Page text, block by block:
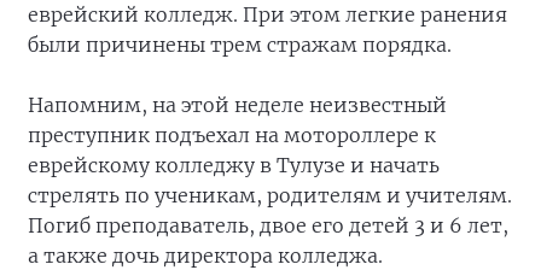
еврейский колледж. При этом легкие ранения
были причинены трем стражам порядка.
Напомним, на этой неделе неизвестный
преступник подъехал на мотороллере к
еврейскому колледжу в Тулузе и начать
стрелять по ученикам, родителям и учителям.
Погиб преподаватель, двое его детей 3 и 6 лет,
а также дочь директора колледжа.